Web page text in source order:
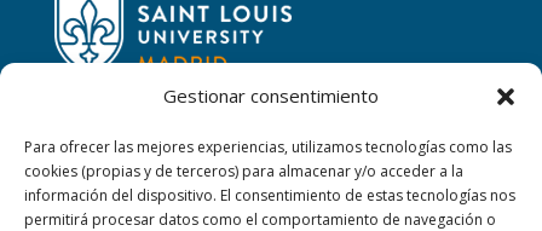
Gestionar consentimiento
Para ofrecer las mejores experiencias, utilizamos tecnologías como las
cookies (propias y de terceros) para almacenar y/o acceder a la
información del dispositivo. El consentimiento de estas tecnologías nos
permitirá procesar datos como el comportamiento de navegación o
CONTACTAR